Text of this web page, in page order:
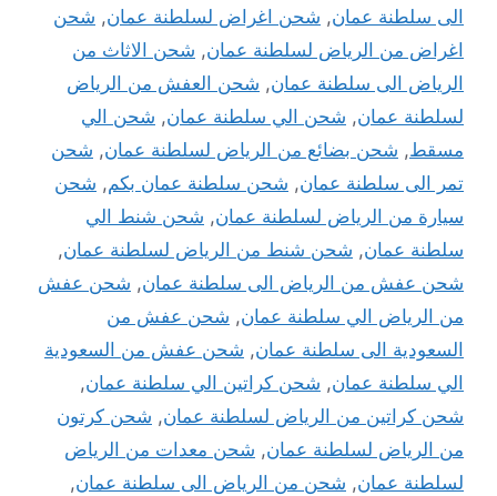
الى سلطنة عمان, شحن اغراض لسلطنة عمان, شحن
اغراض من الرياض لسلطنة عمان, شحن الاثاث من
الرياض الى سلطنة عمان, شحن العفش من الرياض
لسلطنة عمان, شحن الي سلطنة عمان, شحن الي
مسقط, شحن بضائع من الرياض لسلطنة عمان, شحن
تمر الى سلطنة عمان, شحن سلطنة عمان بكم, شحن
سيارة من الرياض لسلطنة عمان, شحن شنط الي
سلطنة عمان, شحن شنط من الرياض لسلطنة عمان,
شحن عفش من الرياض الى سلطنة عمان, شحن عفش
من الرياض الي سلطنة عمان, شحن عفش من
السعودية الى سلطنة عمان, شحن عفش من السعودية
الي سلطنة عمان, شحن كراتين الي سلطنة عمان,
شحن كراتين من الرياض لسلطنة عمان, شحن كرتون
من الرياض لسلطنة عمان, شحن معدات من الرياض
لسلطنة عمان, شحن من الرياض الى سلطنة عمان,